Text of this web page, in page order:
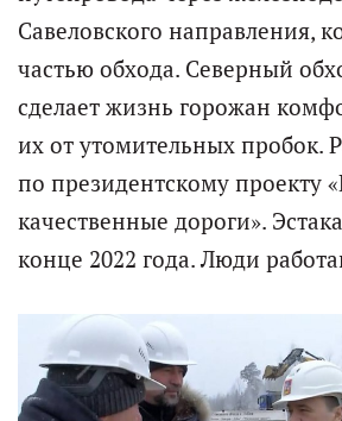
Савеловского направления,
частью обхода. Северный
сделает жизнь горожан
их от утомительных пробок.
по президентскому проекту
качественные дороги».
конце 2022 года. Люди